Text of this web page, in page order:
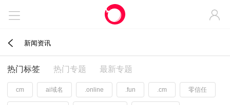
 
 新闻资讯
热门标签 热门专题 最新专题
cm ai域名 .online .fun .cm 零信任